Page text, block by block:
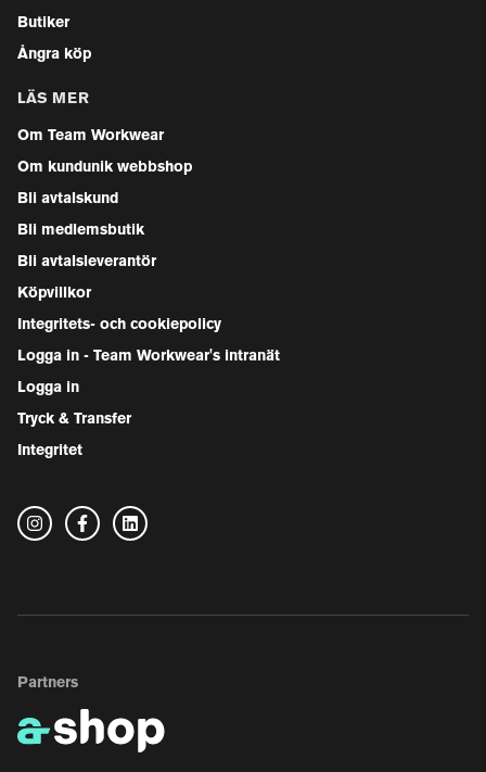
Butiker
Ångra köp
LÄS MER
Om Team Workwear
Om kundunik webbshop
Bli avtalskund
Bli medlemsbutik
Bli avtalsleverantör
Köpvillkor
Integritets- och cookiepolicy
Logga in - Team Workwear's intranät
Logga in
Tryck & Transfer
Integritet
Partners